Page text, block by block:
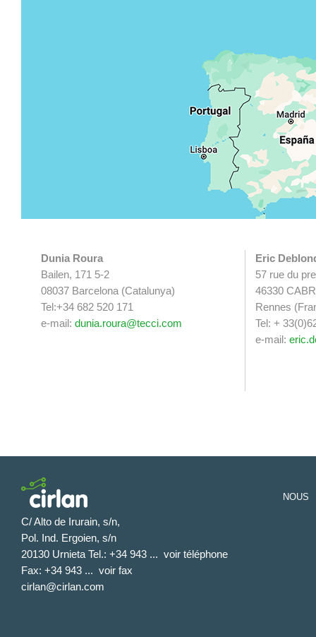
Dunia Roura
Bailen, 171 5-2
08037 Barcelona (Catalunya)
Tel:+34 682 520 171
e-mail: dunia.roura@tecci.com
Eric
57 rue du
46330
Rennes
Tel: +
e-mail:
C/ Alto de Irurain, s/n,
Pol. Ind. Ergoien, s/n
20130 Urnieta Tel.: +34 943 ... voir téléphone
Fax: +34 943 ... voir fax
cirlan@cirlan.com
NOUS